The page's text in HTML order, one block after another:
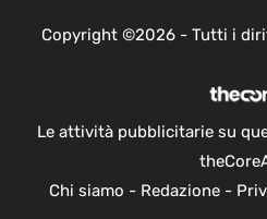
Copyright ©2026 - Tutti i
Le attività pubblicitarie su
Chi siamo - Redazione-